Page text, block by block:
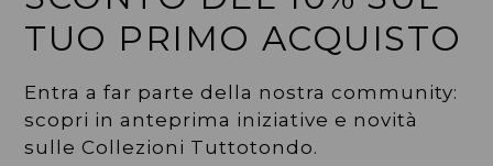
TUO PRIMO ACQUISTO
Entra a far parte della nostra community:
scopri in anteprima iniziative e novità
sulle Collezioni Tuttotondo.